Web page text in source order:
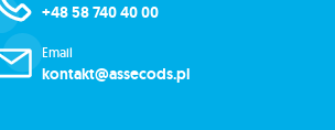
+48 58 740 40 00
Email
kontakt@assecods.pl